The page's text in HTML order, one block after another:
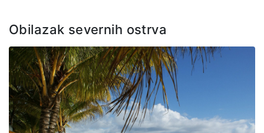
Cena izleta ne uključuje: ručak, slikanje, dodatne aktivnosti
(interakcija sa lavovima I gepardima, hranjenje I slikanje sa
žirafama, vožnja kvadovima, zip line…)
Obilazak severnih ostrva